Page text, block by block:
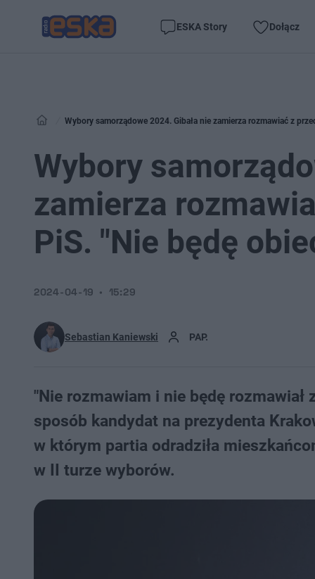
ESKA Story Dołącz
Wybory samorządowe 2024. Gibała nie zamierza rozmawiać z
Wybory
zamierza
PiS. "Nie będę
Sebastian Kaniewski PAP.
2024-04-19 15:29
"Nie rozmawiam i nie będę
sposób kandydat na prezydenta
w którym partia odradziła
w II turze wyborów.